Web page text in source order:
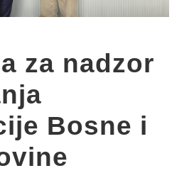
za nadzor
Bosne i